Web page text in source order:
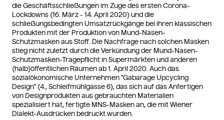
die Geschäftsschließungen im Zuge des ersten Corona-
Lockdowns (16. März - 14. April 2020) und die
schließungsbedingten Umsatzrückgänge bei ihren klassischen
Produkten mit der Produktion von Mund-Nasen-
Schutzmasken aus Stoff. Die Nachfrage nach solchen Masken
stieg nicht zuletzt durch die Verkündung der Mund-Nasen-
Schutzmasken-Tragepflicht in Supermärkten und anderen
(halb)öffentlichen Räumen ab 1. April 2020. Auch das
sozialökonomische Unternehmen “Gabarage Upcycling
Design” (4., Schleifmühlgasse 6), das sich auf das Anfertigen
von Designprodukten aus gebrauchten Materialien
spezialisiert hat, fertigte MNS-Masken an, die mit Wiener
Dialekt-Ausdrücken bedruckt wurden.